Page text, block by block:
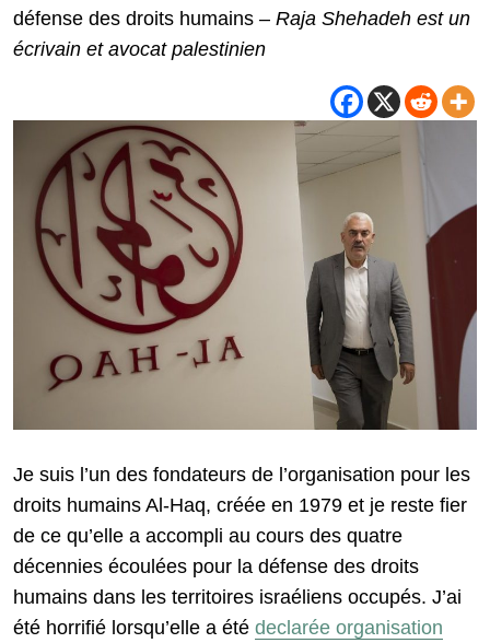
défense des droits humains – Raja Shehadeh est un
écrivain et avocat palestinien
Je suis l’un des fondateurs de l’organisation pour les
droits humains Al-Haq, créée en 1979 et je reste fier
de ce qu’elle a accompli au cours des quatre
décennies écoulées pour la défense des droits
humains dans les territoires israéliens occupés. J’ai
été horrifié lorsqu’elle a été declarée organisation